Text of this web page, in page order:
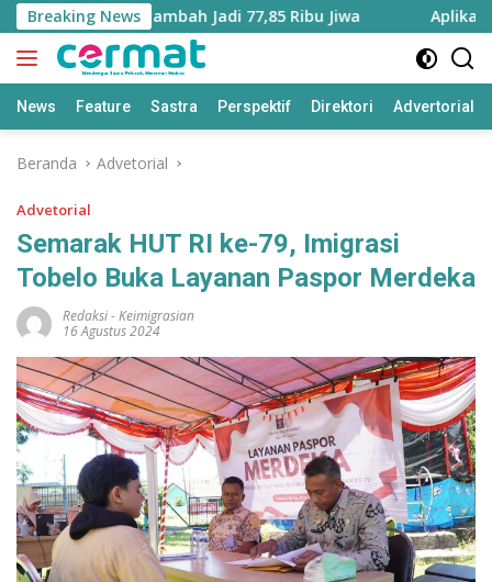
Langsung
ke
konten
Breaking News
Utara Bertambah Jadi 77,85 Ribu Jiwa Aplikasi
News Feature Sastra Perspektif Direktori Advertorial
Beranda Advetorial
Advetorial
Semarak HUT RI ke-79, Imigrasi
Tobelo Buka Layanan Paspor Merdeka
Redaksi-Keimigrasian
16 Agustus 2024